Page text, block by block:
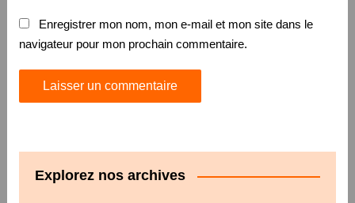
Enregistrer mon nom, mon e-mail et mon site dans le
navigateur pour mon prochain commentaire.
Explorez nos archives